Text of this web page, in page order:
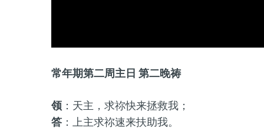
常年期第二周主日 第二晚祷
领 ：天主，求祢快来拯救我；
答 ：上主求祢速来扶助我。